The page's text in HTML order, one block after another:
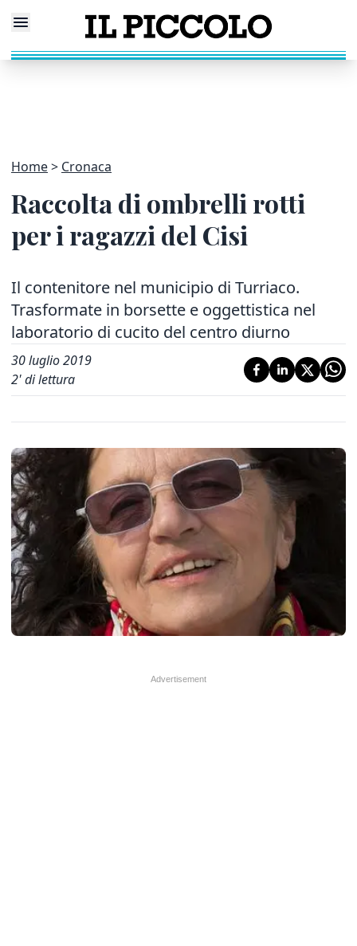
Home Cronaca
Raccolta di ombrelli rotti
per i ragazzi del Cisi
Il contenitore nel municipio di Turriaco.
Trasformate in borsette e oggettistica nel
laboratorio di cucito del centro diurno
30 luglio 2019
2' di lettura